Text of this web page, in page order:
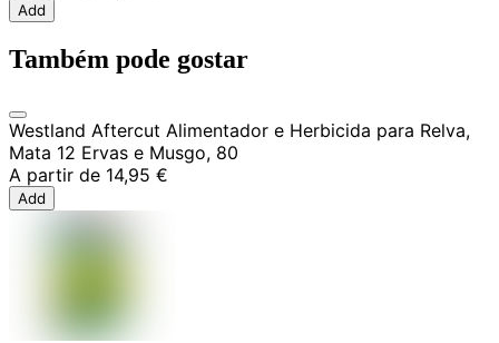
Add
Também pode gostar
Westland Aftercut Alimentador e Herbicida para Relva,
Mata 12 Ervas e Musgo, 80
A partir de 14,95 €
Add